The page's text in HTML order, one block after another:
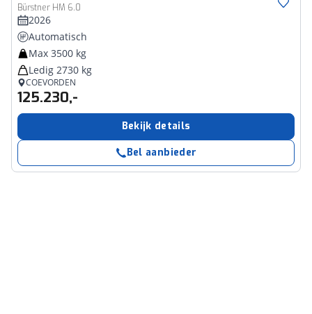
Bürstner HM 6.0
2026
Automatisch
Max 3500 kg
Ledig 2730 kg
COEVORDEN
125.230,-
Bekijk details
Bel aanbieder